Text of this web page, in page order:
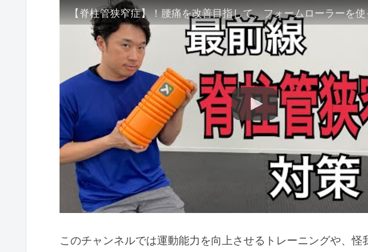
このチャンネルでは運動能力を向上させるトレーニングや、